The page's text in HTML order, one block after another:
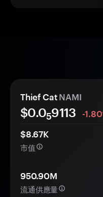
Thief Cat NAMI
$0.059113
-
$8.67K
市值
950.90M
流通供應量